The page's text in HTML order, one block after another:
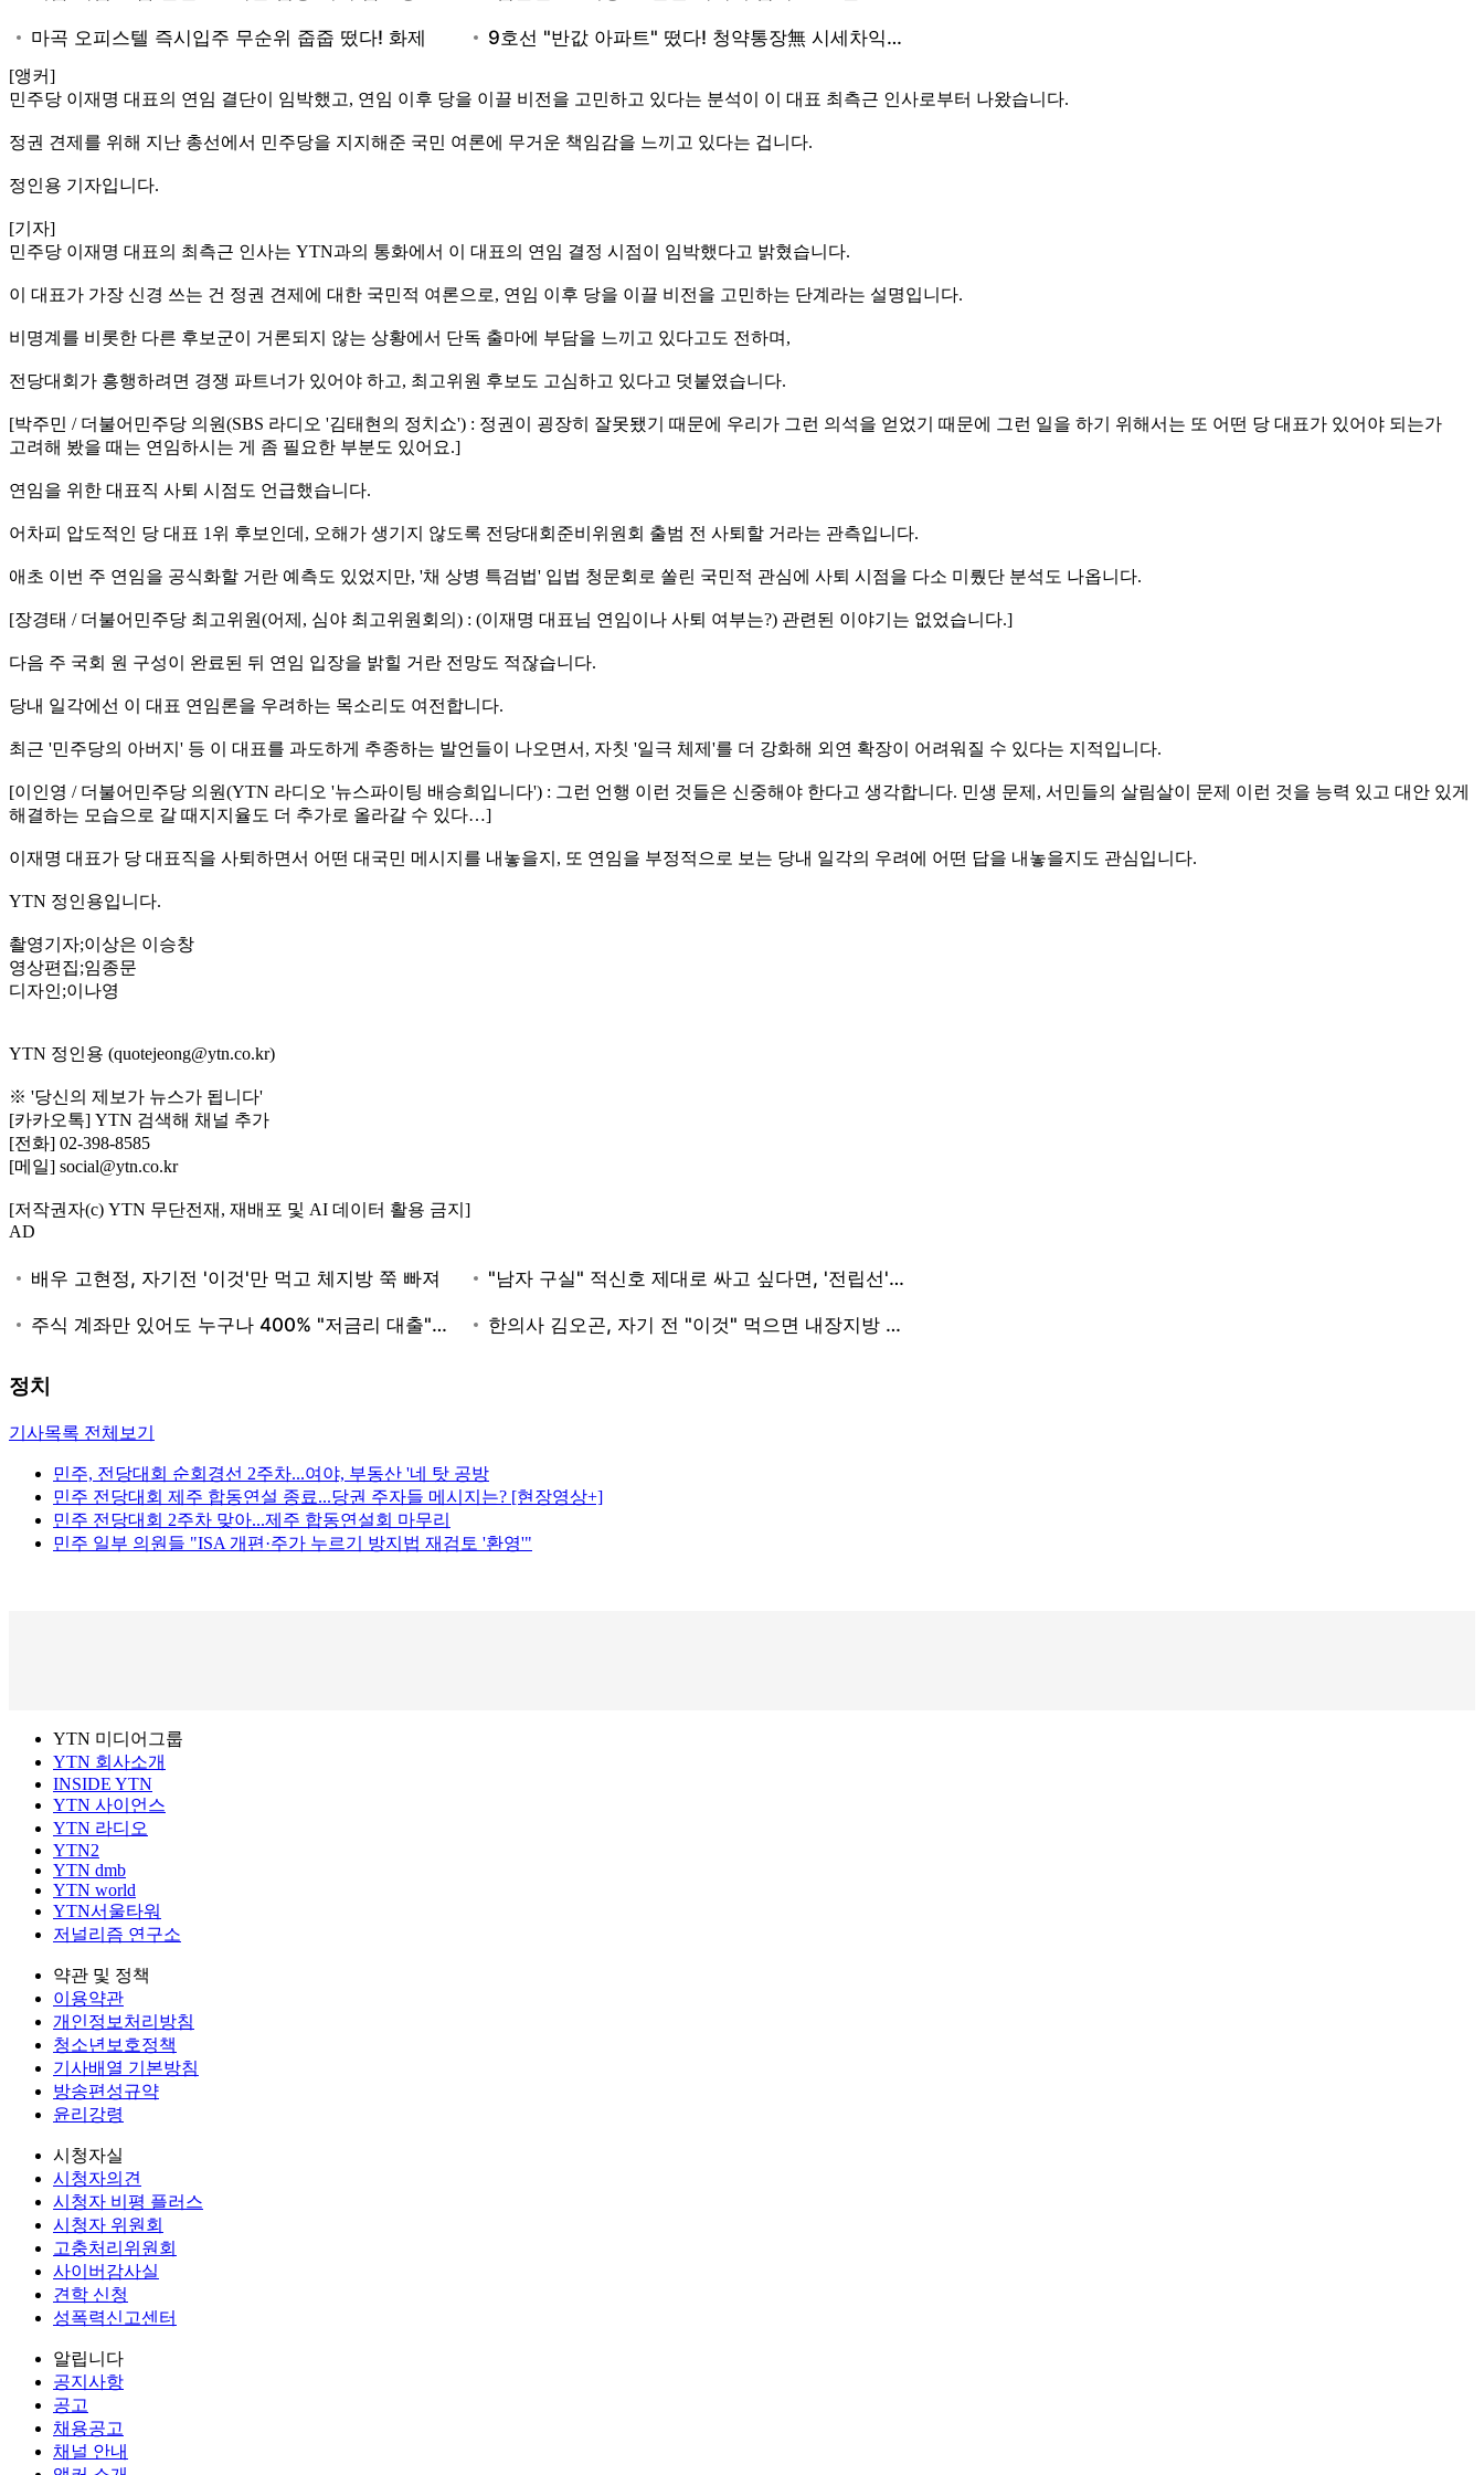
[앵커]
민주당 이재명 대표의 연임 결단이 임박했고, 연임 이후 당을 이끌 비전을 고민하고 있다는 분석이 이 대표 최측근 인사로부터 나왔습니다.
정권 견제를 위해 지난 총선에서 민주당을 지지해준 국민 여론에 무거운 책임감을 느끼고 있다는 겁니다.
정인용 기자입니다.
[기자]
민주당 이재명 대표의 최측근 인사는 YTN과의 통화에서 이 대표의 연임 결정 시점이 임박했다고 밝혔습니다.
이 대표가 가장 신경 쓰는 건 정권 견제에 대한 국민적 여론으로, 연임 이후 당을 이끌 비전을 고민하는 단계라는 설명입니다.
비명계를 비롯한 다른 후보군이 거론되지 않는 상황에서 단독 출마에 부담을 느끼고 있다고도 전하며,
전당대회가 흥행하려면 경쟁 파트너가 있어야 하고, 최고위원 후보도 고심하고 있다고 덧붙였습니다.
[박주민 / 더불어민주당 의원(SBS 라디오 '김태현의 정치쇼') : 정권이 굉장히 잘못됐기 때문에 우리가 그런 의석을 얻었기 때문에 그런 일을 하기 위해서는 또 어떤 당 대표가 있어야 되는가
고려해 봤을 때는 연임하시는 게 좀 필요한 부분도 있어요.]
연임을 위한 대표직 사퇴 시점도 언급했습니다.
어차피 압도적인 당 대표 1위 후보인데, 오해가 생기지 않도록 전당대회준비위원회 출범 전 사퇴할 거라는 관측입니다.
애초 이번 주 연임을 공식화할 거란 예측도 있었지만, '채 상병 특검법' 입법 청문회로 쏠린 국민적 관심에 사퇴 시점을 다소 미뤘단 분석도 나옵니다.
[장경태 / 더불어민주당 최고위원(어제, 심야 최고위원회의) : (이재명 대표님 연임이나 사퇴 여부는?) 관련된 이야기는 없었습니다.]
다음 주 국회 원 구성이 완료된 뒤 연임 입장을 밝힐 거란 전망도 적잖습니다.
당내 일각에선 이 대표 연임론을 우려하는 목소리도 여전합니다.
최근 '민주당의 아버지' 등 이 대표를 과도하게 추종하는 발언들이 나오면서, 자칫 '일극 체제'를 더 강화해 외연 확장이 어려워질 수 있다는 지적입니다.
[이인영 / 더불어민주당 의원(YTN 라디오 '뉴스파이팅 배승희입니다') : 그런 언행 이런 것들은 신중해야 한다고 생각합니다. 민생 문제, 서민들의 살림살이 문제 이런 것을 능력 있고 대안 있게
해결하는 모습으로 갈 때지지율도 더 추가로 올라갈 수 있다…]
이재명 대표가 당 대표직을 사퇴하면서 어떤 대국민 메시지를 내놓을지, 또 연임을 부정적으로 보는 당내 일각의 우려에 어떤 답을 내놓을지도 관심입니다.
YTN 정인용입니다.
촬영기자;이상은 이승창
영상편집;임종문
디자인;이나영
YTN 정인용 (quotejeong@ytn.co.kr)
※ '당신의 제보가 뉴스가 됩니다'
[카카오톡] YTN 검색해 채널 추가
[전화] 02-398-8585
[메일] social@ytn.co.kr
[저작권자(c) YTN 무단전재, 재배포 및 AI 데이터 활용 금지]
AD
정치
기사목록 전체보기
민주, 전당대회 순회경선 2주차...여야, 부동산 '네 탓 공방
민주 전당대회 제주 합동연설 종료...당권 주자들 메시지는? [현장영상+]
민주 전당대회 2주차 맞아...제주 합동연설회 마무리
민주 일부 의원들 "ISA 개편·주가 누르기 방지법 재검토 '환영'"
YTN 미디어그룹
YTN 회사소개
INSIDE YTN
YTN 사이언스
YTN 라디오
YTN2
YTN dmb
YTN world
YTN서울타워
저널리즘 연구소
약관 및 정책
이용약관
개인정보처리방침
청소년보호정책
기사배열 기본방침
방송편성규약
윤리강령
시청자실
시청자의견
시청자 비평 플러스
시청자 위원회
고충처리위원회
사이버감사실
견학 신청
성폭력신고센터
알립니다
공지사항
공고
채용공고
채널 안내